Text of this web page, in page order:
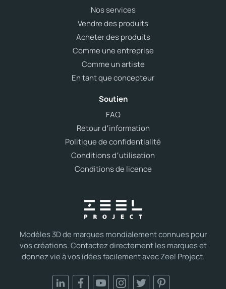
Modèles 3D de marques mondialement connues pour
vos créations. Contactez directement les marques et
donnez vie à vos idées facilement avec Zeel Project.
Nos services
Vendre des produits
Acheter des produits
Comme une entreprise
Comme un artiste
En tant que concepteur
Soutien
FAQ
Retour d՚information
Politique de confidentialité
Conditions d՚utilisation
Conditions de licence